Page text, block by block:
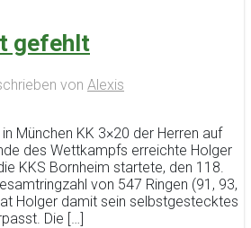
gefehlt
von Alexis
München KK 3×20 der Herren auf
des Wettkampfs erreichte Holger
KKS Bornheim startete, den 118.
von 547 Ringen (91, 93,
Holger damit sein selbstgestecktes
Die […]